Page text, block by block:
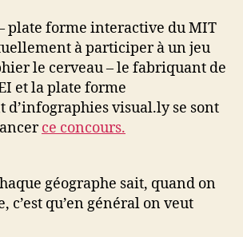
plate forme interactive du MIT
à participer à un jeu
le cerveau – le fabriquant de
et la plate forme
d’infographies visual.ly se sont
ce concours.
géographe sait, quand on
c’est qu’en général on veut